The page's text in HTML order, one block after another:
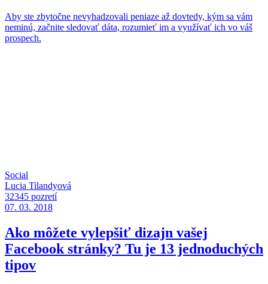
Aby ste zbytočne nevyhadzovali peniaze až dovtedy, kým sa vám
neminú, začnite sledovať dáta, rozumieť im a využívať ich vo váš
prospech.
Social
Lucia Tilandyová
32345 pozretí
07. 03. 2018
Ako môžete vylepšiť dizajn vašej
Facebook stránky? Tu je 13 jednoduchých
tipov